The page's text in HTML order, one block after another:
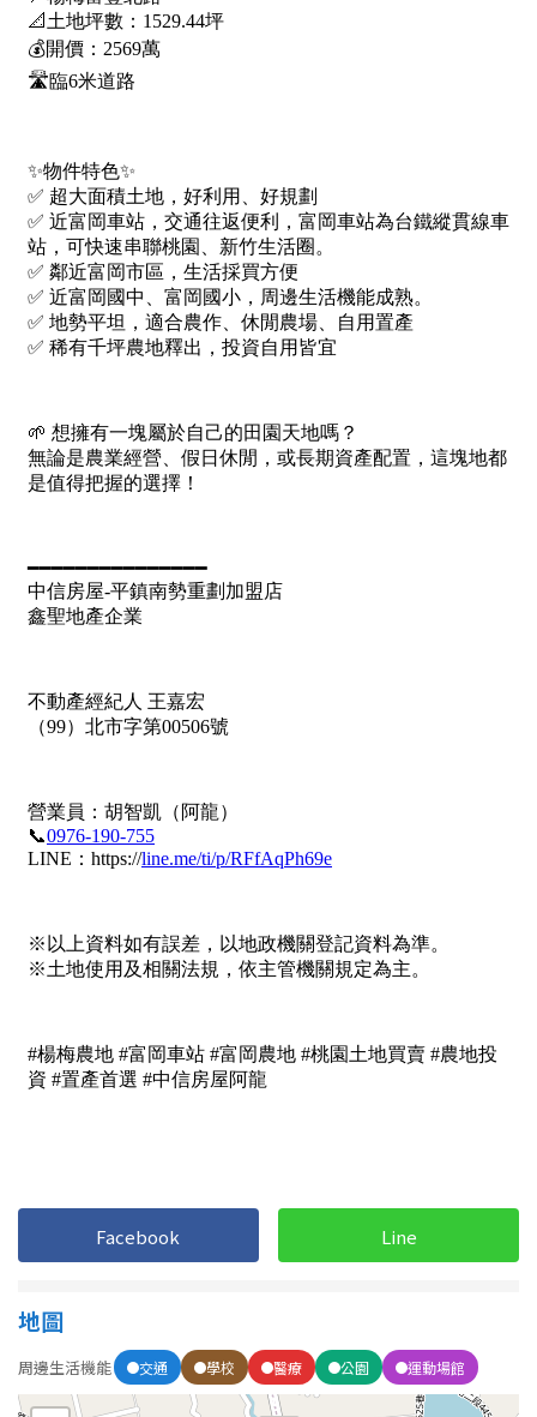
屏東縣
台東縣
金門連江
樓層
1樓
3樓 4樓
5~10樓 11~20樓
~ 樓
不拘
4房
屋齡
不拘
5 年以下
20-30 年 30-40 年
40 年以上
Facebook Line
地圖
周邊生活機能 交通 學校 醫療 公園 運動場館